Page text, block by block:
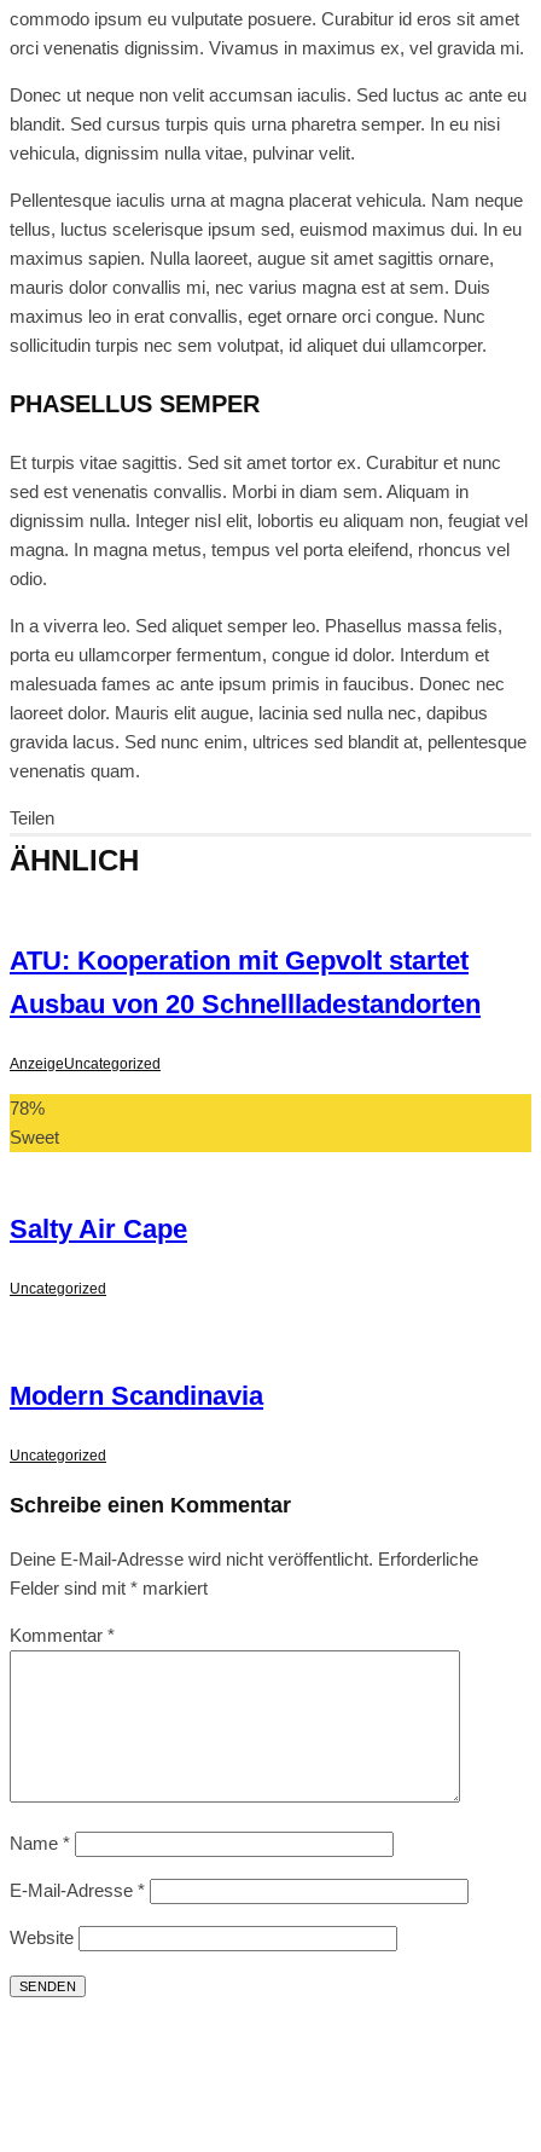
commodo ipsum eu vulputate posuere. Curabitur id eros sit amet
orci venenatis dignissim. Vivamus in maximus ex, vel gravida mi.
Donec ut neque non velit accumsan iaculis. Sed luctus ac ante eu
blandit. Sed cursus turpis quis urna pharetra semper. In eu nisi
vehicula, dignissim nulla vitae, pulvinar velit.
Pellentesque iaculis urna at magna placerat vehicula. Nam neque
tellus, luctus scelerisque ipsum sed, euismod maximus dui. In eu
maximus sapien. Nulla laoreet, augue sit amet sagittis ornare,
mauris dolor convallis mi, nec varius magna est at sem. Duis
maximus leo in erat convallis, eget ornare orci congue. Nunc
sollicitudin turpis nec sem volutpat, id aliquet dui ullamcorper.
PHASELLUS SEMPER
Et turpis vitae sagittis. Sed sit amet tortor ex. Curabitur et nunc
sed est venenatis convallis. Morbi in diam sem. Aliquam in
dignissim nulla. Integer nisl elit, lobortis eu aliquam non, feugiat vel
magna. In magna metus, tempus vel porta eleifend, rhoncus vel
odio.
In a viverra leo. Sed aliquet semper leo. Phasellus massa felis,
porta eu ullamcorper fermentum, congue id dolor. Interdum et
malesuada fames ac ante ipsum primis in faucibus. Donec nec
laoreet dolor. Mauris elit augue, lacinia sed nulla nec, dapibus
gravida lacus. Sed nunc enim, ultrices sed blandit at, pellentesque
venenatis quam.
Teilen
ÄHNLICH
ATU: Kooperation mit Gepvolt startet
Ausbau von 20 Schnellladestandorten
AnzeigeUncategorized
78%
Sweet
Salty Air Cape
Uncategorized
Modern Scandinavia
Uncategorized
Schreibe einen Kommentar
Deine E-Mail-Adresse wird nicht veröffentlicht. Erforderliche
Felder sind mit * markiert
Kommentar *
Name *
E-Mail-Adresse *
Website